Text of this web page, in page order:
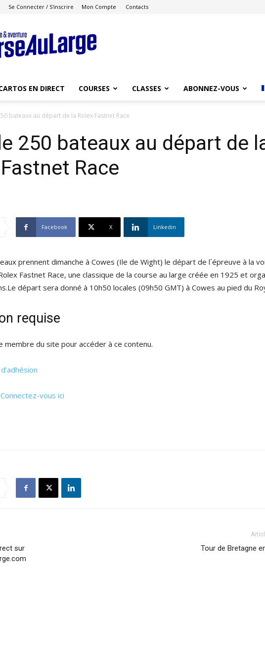
Se Connecter / S'inscrire Mon Compte Contacts
Course
au
Large
EN DIRECT COURSES CLASSES ABONNEZ-VOUS
bateaux au départ de la Rolex Fastnet Race
250 bateaux au départ de
Race
Facebook X Linkedin
prennent dimanche à Cowes (Ile de Wight) le départ de l´épreuve à la
Fastnet Race, une classique de la course au large créée en 1925 et
départ sera donné à 10h50 locales (09h50 GMT) à Cowes au pied du
requise
membre du site pour accéder à ce contenu.
Connectez-vous ici
sur
Tour de Bretagne